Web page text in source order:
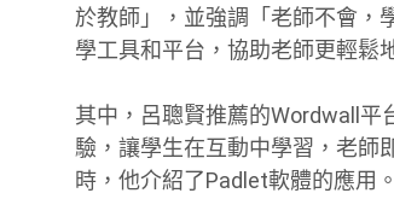
於教師」，並強調「老師不會，
學工具和平台，協助老師更輕鬆
其中，呂聰賢推薦的Wordwall平
驗，讓學生在互動中學習，老師
時，他介紹了Padlet軟體的應用